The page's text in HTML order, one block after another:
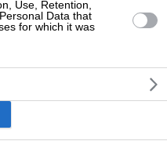
Use, Retention,
Data that
for which it was
καταχώριση
Δεδομένων Vrisko